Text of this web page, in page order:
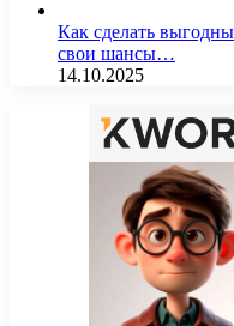
Как сделать
свои шансы…
14.10.2025